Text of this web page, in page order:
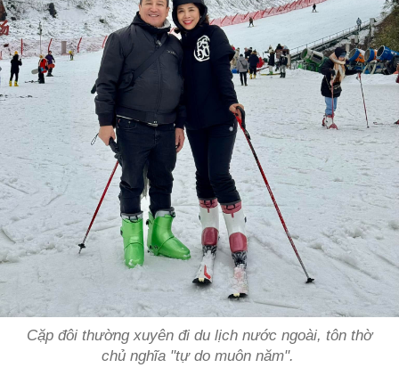
Cặp đôi thường xuyên đi du lịch nước ngoài, tôn thờ
chủ nghĩa "tự do muôn năm".